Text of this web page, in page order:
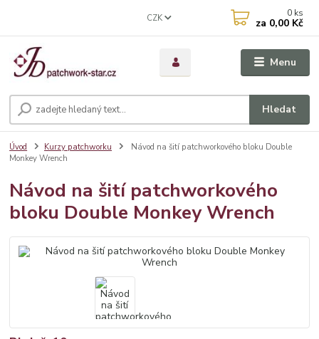
Menu
CZK
Hledat
0 ks
za 0,00 Kč
Úvod Kurzy patchworku
Návod na šití patchworkového bloku Double
Monkey Wrench
Návod na šití patchworkového
bloku Double Monkey Wrench